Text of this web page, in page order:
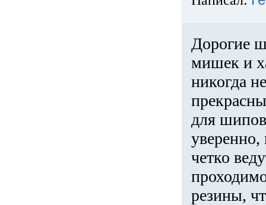
Дорогие
мишек и
никогда
для
четко
резины,